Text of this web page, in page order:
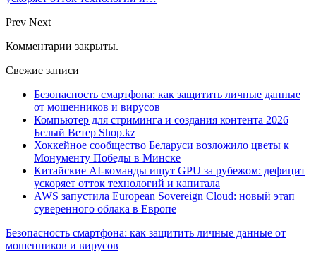
Prev Next
Комментарии закрыты.
Свежие записи
Безопасность смартфона: как защитить личные данные
от мошенников и вирусов
Компьютер для стриминга и создания контента 2026
Белый Ветер Shop.kz
Хоккейное сообщество Беларуси возложило цветы к
Монументу Победы в Минске
Китайские AI-команды ищут GPU за рубежом: дефицит
ускоряет отток технологий и капитала
AWS запустила European Sovereign Cloud: новый этап
суверенного облака в Европе
Безопасность смартфона: как защитить личные данные от
мошенников и вирусов